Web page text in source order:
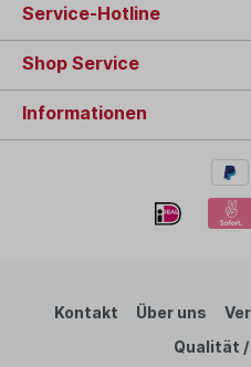
Service-Hotline
Shop Service
Informationen
Kontakt Über uns
Qualität /